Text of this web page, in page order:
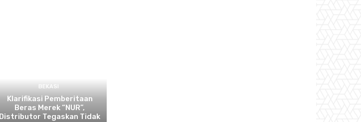
BEKASI
Klarifikasi Pemberitaan
Beras Merek “NUR”,
Distributor Tegaskan Tidak